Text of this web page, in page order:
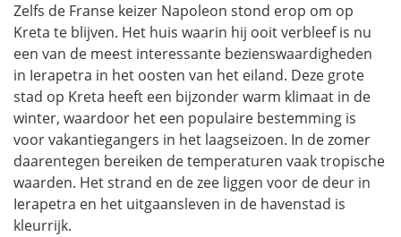
Zelfs de Franse keizer Napoleon stond erop om op
Kreta te blijven. Het huis waarin hij ooit verbleef is nu
een van de meest interessante bezienswaardigheden
in Ierapetra in het oosten van het eiland. Deze grote
stad op Kreta heeft een bijzonder warm klimaat in de
winter, waardoor het een populaire bestemming is
voor vakantiegangers in het laagseizoen. In de zomer
daarentegen bereiken de temperaturen vaak tropische
waarden. Het strand en de zee liggen voor de deur in
Ierapetra en het uitgaansleven in de havenstad is
kleurrijk.